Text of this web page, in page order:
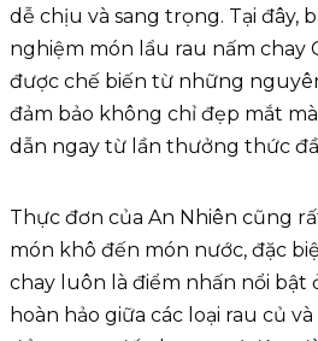
dễ chịu và sang trọng. Tại đây,
nghiệm món lẩu rau nấm chay
được chế biến từ những
đảm bảo không chỉ đẹp mắt
dẫn ngay từ lần thưởng thức
Thực đơn của An Nhiên cũng
món khô đến món nước, đặc
chay luôn là điểm nhấn nổi bật
hoàn hảo giữa các loại rau củ